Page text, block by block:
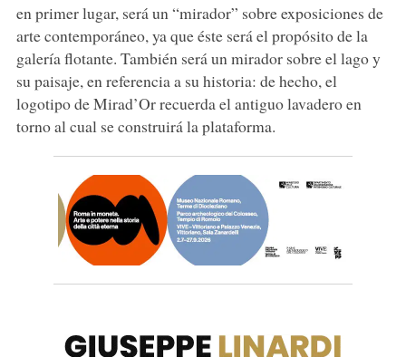
en primer lugar, será un “mirador” sobre exposiciones de
arte contemporáneo, ya que éste será el propósito de la
galería flotante. También será un mirador sobre el lago y
su paisaje, en referencia a su historia: de hecho, el
logotipo de Mirad’Or recuerda el antiguo lavadero en
torno al cual se construirá la plataforma.